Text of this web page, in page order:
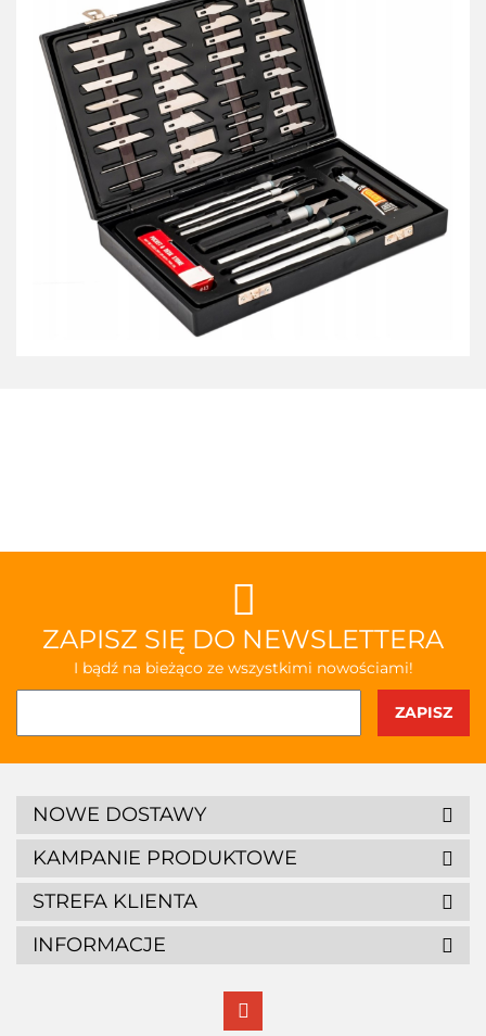
ZAPISZ SIĘ DO NEWSLETTERA
I bądź na bieżąco ze wszystkimi nowościami!
NOWE DOSTAWY
KAMPANIE PRODUKTOWE
STREFA KLIENTA
INFORMACJE